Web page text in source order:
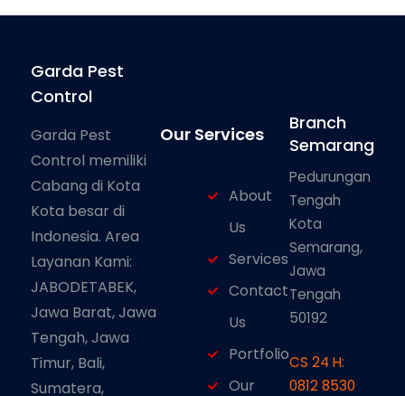
Garda Pest
Control
Garda Pest
Control memiliki
Cabang di Kota
Kota besar di
Indonesia. Area
Layanan Kami:
JABODETABEK,
Jawa Barat, Jawa
Tengah, Jawa
Timur, Bali,
Sumatera,
Our Services
About
Us
Services
Contact
Us
Portfolio
Our
Branch
Semarang
Pedurungan
Tengah
Kota
Semarang,
Jawa
Tengah
50192
CS 24 H:
0812 8530